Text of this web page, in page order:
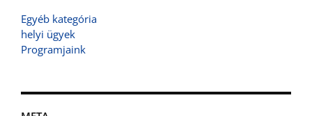
Egyéb kategória
helyi ügyek
Programjaink